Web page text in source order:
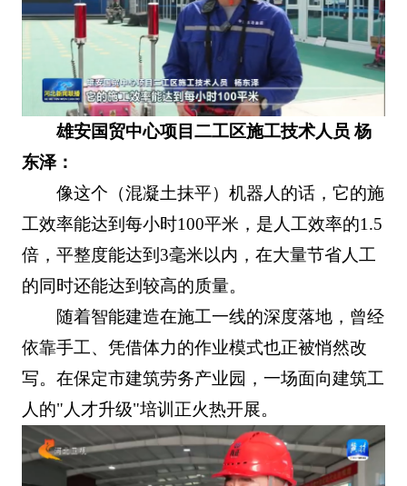
雄安国贸中心项目二工区施工技术人员 杨
东泽：
像这个（混凝土抹平）机器人的话，它的施
工效率能达到每小时100平米，是人工效率的1.5
倍，平整度能达到3毫米以内，在大量节省人工
的同时还能达到较高的质量。
随着智能建造在施工一线的深度落地，曾经
依靠手工、凭借体力的作业模式也正被悄然改
写。在保定市建筑劳务产业园，一场面向建筑工
人的"人才升级"培训正火热开展。